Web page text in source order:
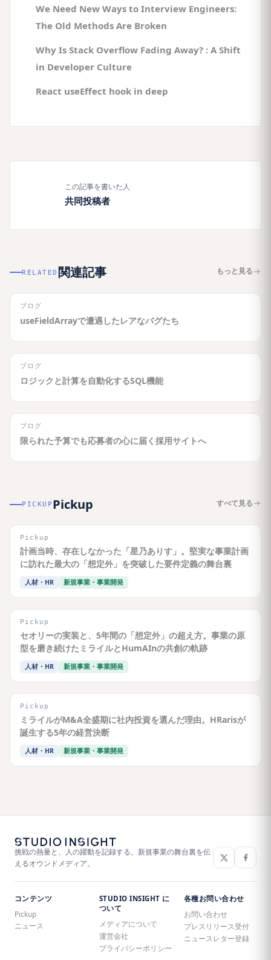
We Need New Ways to Interview Engineers:
The Old Methods Are Broken
Why Is Stack Overflow Fading Away? : A Shift
in Developer Culture
React useEffect hook in deep
この記事を書いた人
共同投稿者
RELATED 関連記事 もっと見る
ブログ
useFieldArrayで遭遇したレアなバグたち
ブログ
ロジックと計算を自動化するSQL機能
ブログ
限られた予算でも応募者の心に届く採用サイトへ
PICKUP Pickup すべて見る
Pickup
計画当時、存在しなかった「星乃ありす」。堅実な事業計画
に訪れた最大の「想定外」を突破した要件定義の舞台裏
人材・HR 新規事業・事業開発
Pickup
セオリーの実装と、5年間の「想定外」の超え方。事業の原
型を磨き続けたミライルとHumAInの共創の軌跡
人材・HR 新規事業・事業開発
Pickup
ミライルがM&A全盛期に社内投資を選んだ理由。HRarisが
誕生する5年の経営決断
人材・HR 新規事業・事業開発
挑戦の熱量と、人の躍動を記録する。新規事業の舞台裏を伝
えるオウンドメディア。
コンテンツ
Pickup
ニュース
STUDIO INSIGHT に
ついて
メディアについて
運営会社
プライバシーポリシー
各種お問い合わせ
お問い合わせ
プレスリリース受付
ニュースレター登録